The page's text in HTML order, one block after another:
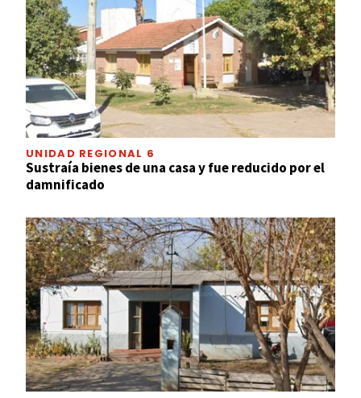
UNIDAD REGIONAL 6
Sustraía bienes de una casa y fue reducido por el
damnificado